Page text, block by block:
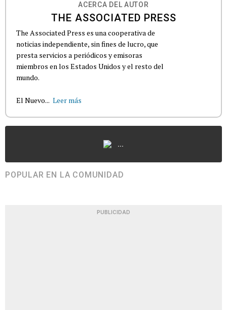
ACERCA DEL AUTOR
THE ASSOCIATED PRESS
The Associated Press es una cooperativa de
noticias independiente, sin fines de lucro, que
presta servicios a periódicos y emisoras
miembros en los Estados Unidos y el resto del
mundo.
El Nuevo... Leer más
...
POPULAR EN LA COMUNIDAD
PUBLICIDAD